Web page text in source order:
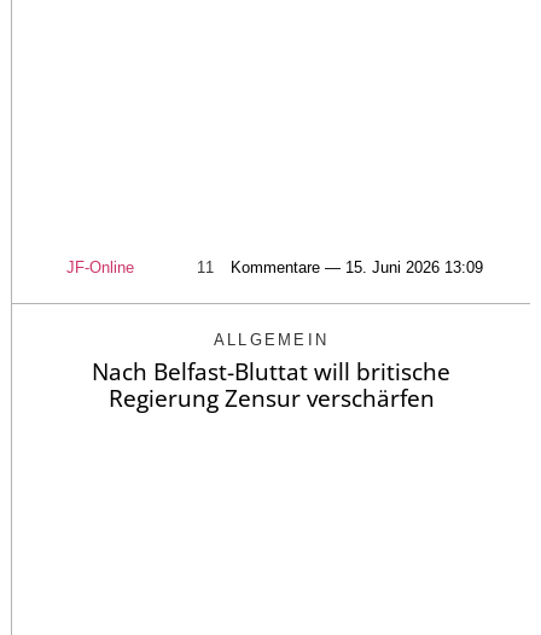
JF-Online 11 Kommentare — 15. Juni 2026 13:09
ALLGEMEIN
Nach Belfast-Bluttat will britische
Regierung Zensur verschärfen